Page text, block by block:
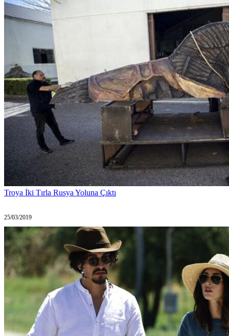
Troya İki Tırla Rusya Yoluna Çıktı
25/03/2019